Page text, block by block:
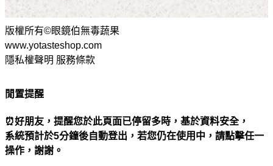
版權所有©眼鏡伯無毒蔬果
www.yotasteshop.com
隱私權聲明 服務條款
閒置提醒
⏰好朋友，提醒您於此頁面已停留多時，基於資料安全，
系統預計於5分鐘後自動登出，若您仍在使用中，請點擊任一
操作，謝謝。